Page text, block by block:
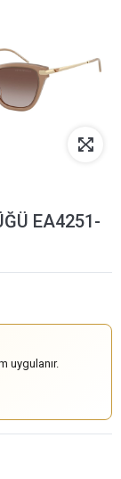
EA4251-
uygulanır.